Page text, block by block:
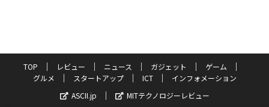
TOP レビュー ニュース ガジェット
ゲーム
グルメ
スタートアップ ICT
インフォメーション
ASCII.jp
MITテクノロジーレビュー